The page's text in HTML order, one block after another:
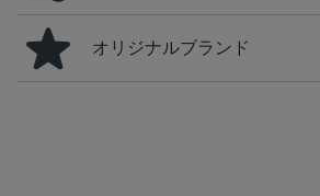
オリジナルブランド